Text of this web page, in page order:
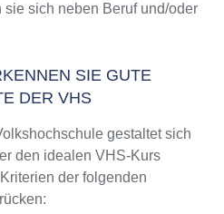
sich neben Beruf und/oder
SIE GUTE
DER VHS
gestaltet sich
den idealen VHS-Kurs
der folgenden